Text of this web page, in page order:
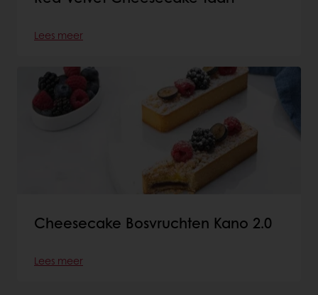
Lees meer
Cheesecake Bosvruchten Kano 2.0
Lees meer